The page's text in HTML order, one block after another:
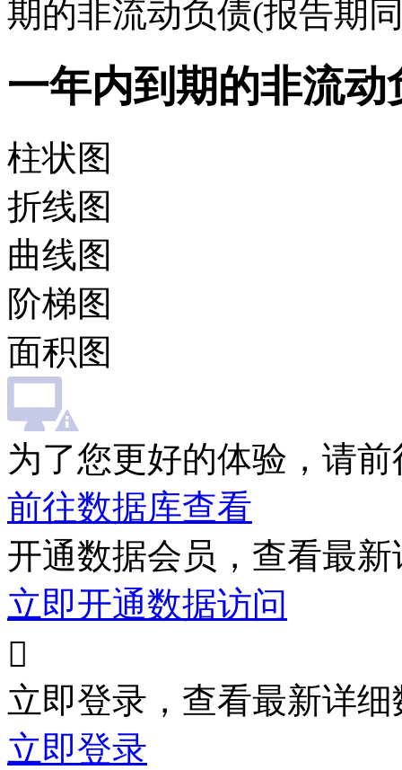
期的非流动负债(报告期
一年内到期的非流
柱状图
折线图
曲线图
阶梯图
面积图
为了您更好的体验，请
前往数据库查看
开通数据会员，查看最
立即开通数据访问

立即登录，查看最新详细
立即登录